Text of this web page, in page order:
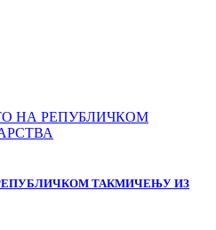
ТАКМИЧЕЊУ ИЗ